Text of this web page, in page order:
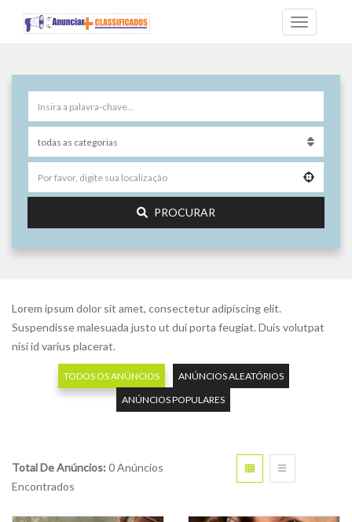
PROCURAR
Lorem ipsum dolor sit amet, consectetur adipiscing elit.
Suspendisse malesuada justo ut dui porta feugiat. Duis volutpat
nisi id varius placerat.
TODOS OS ANÚNCIOS
ANÚNCIOS ALEATÓRIOS
ANÚNCIOS POPULARES
Total De Anúncios: 0 Anúncios
Encontrados